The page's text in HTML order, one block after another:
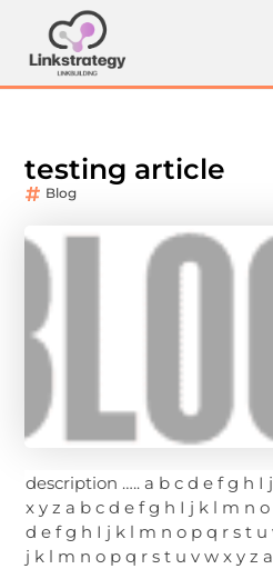
testing article
Blog
description ….. a b c d e f g h
x y z a b c d e f g h I j k l m n
d e f g h I j k l m n o p q r s t u
j k l m n o p q r s t u v w x y z